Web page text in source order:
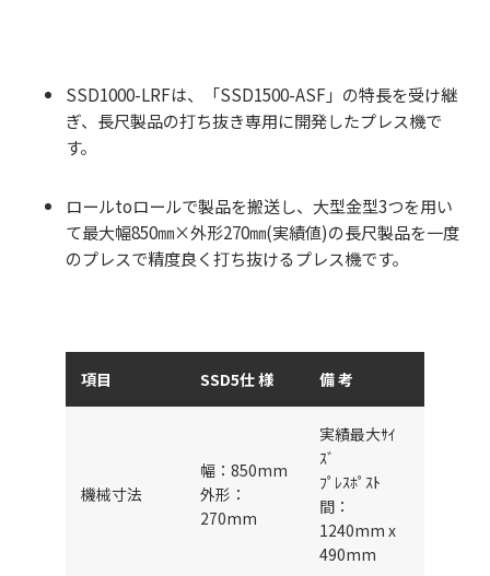
SSD1000-LRFは、「SSD1500-ASF」の特長を受け継
ぎ、長尺製品の打ち抜き専用に開発したプレス機で
す。
ロールtoロールで製品を搬送し、大型金型3つを用い
て最大幅850㎜×外形270㎜(実績値)の長尺製品を一度
のプレスで精度良く打ち抜けるプレス機です。
項目 SSD5仕 様 備 考
機械寸法
幅：850mm
外形：
270mm
実績最大ｻｲ
ｽﾞ
ﾌﾟﾚｽﾎﾟｽﾄ
間：
1240mm x
490mm